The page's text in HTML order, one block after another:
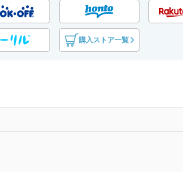
購入ストア一覧